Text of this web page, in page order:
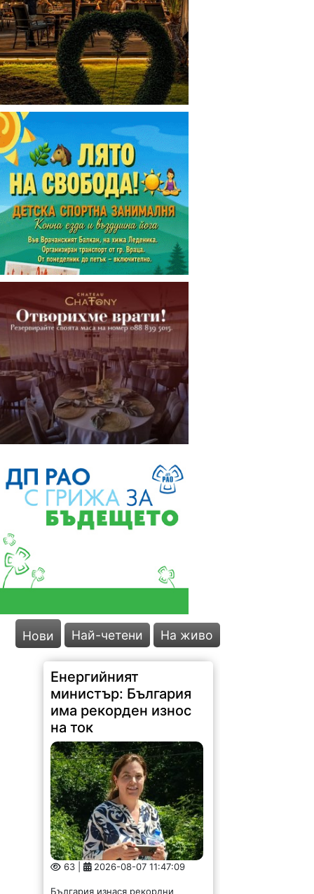
Нови Най-четени На живо
Енергийният
министър: България
има рекорден износ
на ток
63 | 2026-08-07 11:47:09
България изнася рекордни